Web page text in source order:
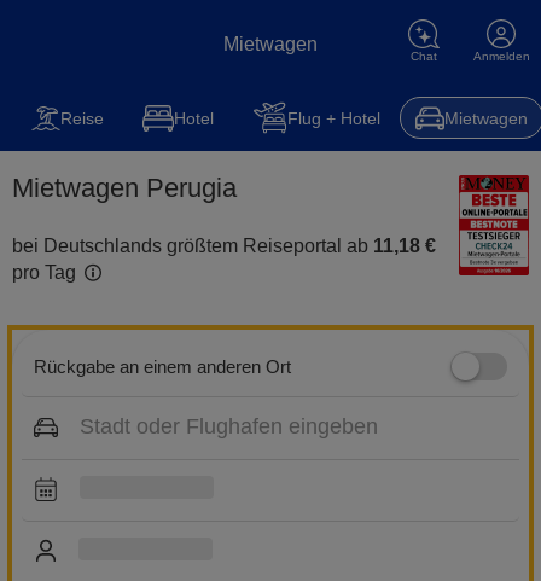
Mietwagen
Chat Anmelden
Mietwagen Reise Steuererklärung Kfz-Versicherung
Reise Hotel Flug + Hotel Mietwagen
Mietwagen Perugia
bei Deutschlands größtem Reiseportal ab 11,18 €
pro Tag
Rückgabe an einem anderen Ort